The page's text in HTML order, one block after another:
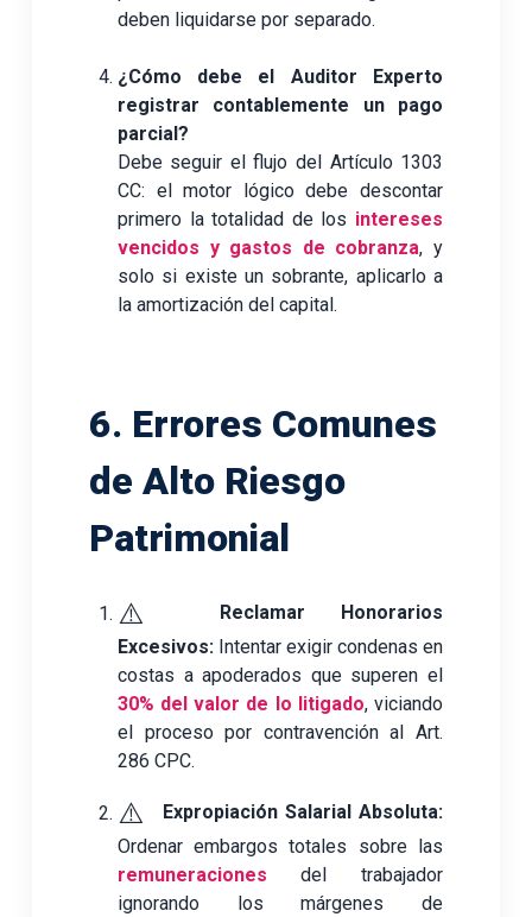
deben liquidarse por separado.
¿Cómo debe el Auditor Experto
registrar contablemente un pago
parcial?
Debe seguir el flujo del Artículo 1303
CC: el motor lógico debe descontar
primero la totalidad de los intereses
vencidos y gastos de cobranza, y
solo si existe un sobrante, aplicarlo a
la amortización del capital.
6. Errores Comunes
de Alto Riesgo
Patrimonial
⚠️
Reclamar Honorarios
Excesivos:Intentar exigir condenas en
costas a apoderados que superen el
30% del valor de lo litigado, viciando
el proceso por contravención al Art.
286 CPC.
⚠️
Expropiación Salarial Absoluta:
Ordenar embargos totales sobre las
remuneraciones del trabajador
ignorando los márgenes de